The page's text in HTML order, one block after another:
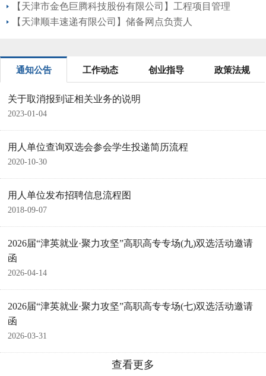
【天津市金色巨腾科技股份有限公司】工程项目管理
【天津顺丰速递有限公司】储备网点负责人
通知公告 工作动态 创业指导 政策法规
关于取消报到证相关业务的说明
2023-01-04
用人单位查询双选会参会学生投递简历流程
2020-10-30
用人单位发布招聘信息流程图
2018-09-07
2026届“津英就业·聚力攻坚”高职高专专场(九)双选活动邀请
函
2026-04-14
2026届“津英就业·聚力攻坚”高职高专专场(七)双选活动邀请
函
2026-03-31
查看更多